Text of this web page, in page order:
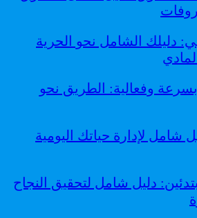
دليلك الشامل نحو الحرية
وفعالية: الطريق نحو
شامل لإدارة حياتك اليومية
دليل شامل لتحقيق النجاح